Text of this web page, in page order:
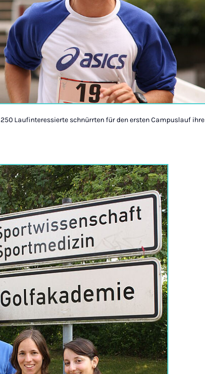
Laufinteressierte schnürrten für den ersten Campuslauf ihre